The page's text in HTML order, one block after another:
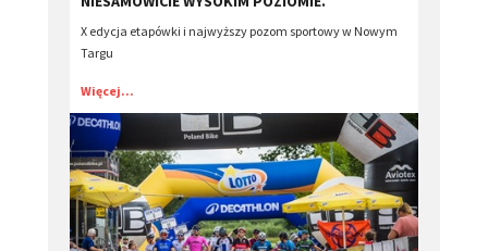
X edycja etapówki i najwyższy pozom sportowy w Nowym
Targu
Więcej...